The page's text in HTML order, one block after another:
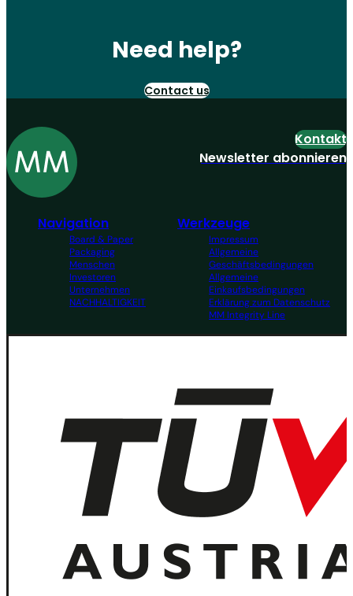
Need help?
Contact us
Navigation
Board & Paper
Packaging
Menschen
Investoren
Unternehmen
NACHHALTIGKEIT
Werkzeuge
Impressum
Allgemeine
Geschäftsbedingungen
Allgemeine
Einkaufsbedingungen
Erklärung zum Datenschutz
MM Integrity Line
Kontakt
Newsletter abonnieren